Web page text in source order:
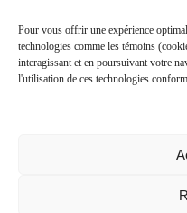
Pour vous offrir une expérience
technologies comme les témoins
interagissant et en poursuivant votre
l'utilisation de ces technologies
Mitis Lab